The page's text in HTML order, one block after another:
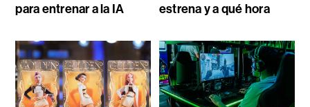
para entrenar a la IA
estrena y a qué hora